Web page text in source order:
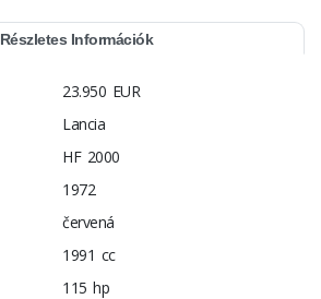
Részletes Információk
23.950 EUR
Lancia
HF 2000
1972
červená
1991 cc
115 hp